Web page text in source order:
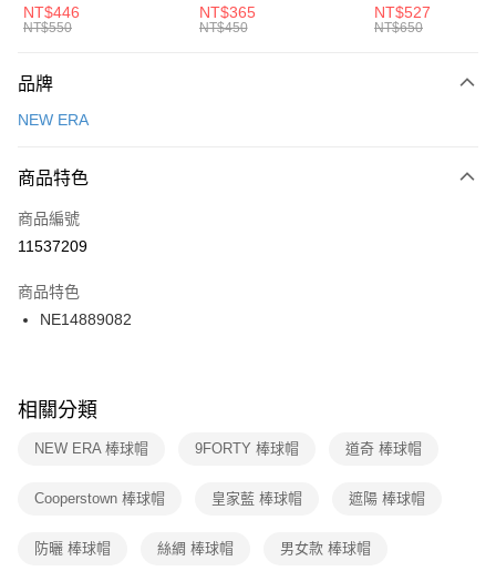
元大商業銀行
台灣樂天信用卡公司
AFTEE先享後付
【關於「AFTEE先享後付」】
便利好安心！
３．安心：先確認商品／服務後，再付款。
【「AFTEE先享後付」結帳流程】
１．於結帳方式選擇「AFTEE先享後付」後，將跳轉至「AFTEE先享後付」
２．訂單成立數日內，您將收到繳費通知簡訊。
３．收到繳費通知簡訊後14天內，點擊此簡訊中的連結，可透過四大超商／
ATM／網路銀行／等多元方式進行付款，方視為交易完成。
※ 交易是否成功請以「AFTEE先享後付 」之結帳頁面顯示為準，若有關於
是否繳費成功／繳費後需取消欲退款等相關疑問，請聯繫「AFTEE先享後付
客戶支援中心」https://netprotections.freshdesk.com/support/home
１．透過由恩沛科技股份有限公司提供之「AFTEE先享後付」服務完成之交
權轉讓予恩沛科技股份有限公司。
運送方式
每筆NT$100，滿NT$1,500(含以上)免運費
宅配
每筆NT$100，滿NT$1,500(含以上)免運費
付款後門市自取
每筆NT$100，滿NT$1,500(含以上)免運費
中統襪 FZ3393100
NT$446
NT$550
EMBRDY 男女 短統襪
FZ3073133
NT$365
NT$450
BA5871010
NT$527
NT$650
品牌
NEW ERA
商品特色
商品編號
11537209
商品特色
NE14889082
相關分類
NEW ERA 棒球帽 9FORTY 棒球帽 道奇 棒球帽
Cooperstown 棒球帽 皇家藍 棒球帽 遮陽 棒球帽
防曬 棒球帽 絲綢 棒球帽 男女款 棒球帽